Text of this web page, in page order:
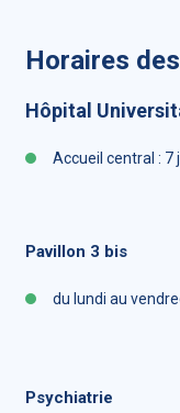
Horaires
Hôpital
Accueil central : 7
Pavillon 3 bis
du lundi au
Psychiatrie